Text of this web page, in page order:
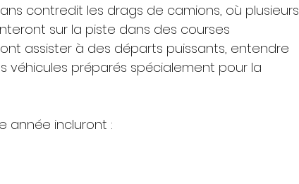
contredit les drags de camions, où plusieurs
sur la piste dans des courses
assister à des départs puissants, entendre
véhicules préparés spécialement pour la
année incluront :